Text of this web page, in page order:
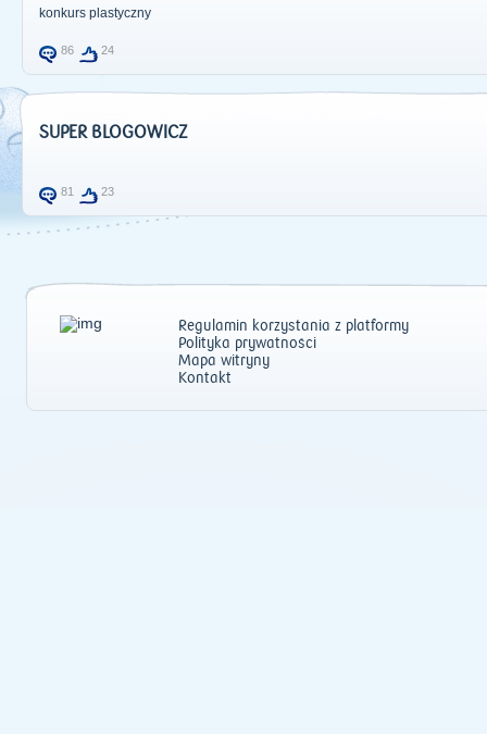
konkurs plastyczny
86 24
SUPER BLOGOWICZ
81 23
Regulamin korzystania z platformy
Polityka prywatności
Mapa witryny
Kontakt